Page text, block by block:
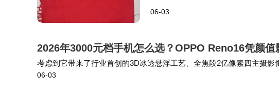
装印花市场中，环保材料、个性化设
06-03
2026年3000元档手机怎么选？OPPO Reno16凭颜
考虑到它带来了行业首创的3D冰透悬浮工艺、全焦段2亿像素四主摄
69K顶级防护等史诗级的全面升级，这样的价格无疑凸显了其超高的性
06-03